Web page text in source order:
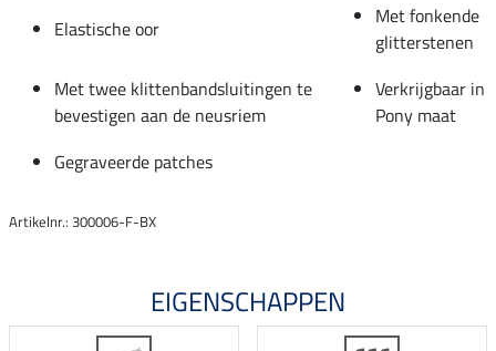
Elastische oor
Met fonkende
glitterstenen
Met twee klittenbandsluitingen te
bevestigen aan de neusriem
Verkrijgbaar in
Pony maat
Gegraveerde patches
Artikelnr.: 300006-F-BX
EIGENSCHAPPEN